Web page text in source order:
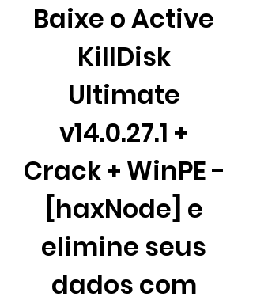
Baixe o Active
KillDisk
Ultimate
v14.0.27.1 +
Crack + WinPE -
[haxNode] e
elimine seus
dados com